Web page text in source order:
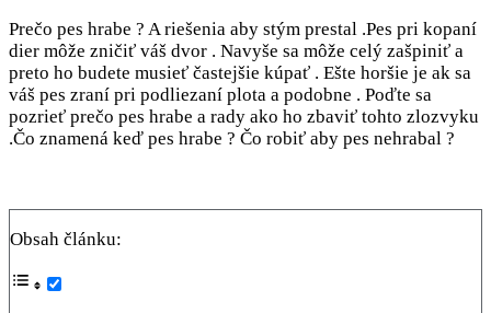
Prečo pes hrabe ? A riešenia aby stým prestal .Pes pri kopaní
dier môže zničiť váš dvor . Navyše sa môže celý zašpiniť a
preto ho budete musieť častejšie kúpať . Ešte horšie je ak sa
váš pes zraní pri podliezaní plota a podobne . Poďte sa
pozrieť prečo pes hrabe a rady ako ho zbaviť tohto zlozvyku
.Čo znamená keď pes hrabe ? Čo robiť aby pes nehrabal ?
Obsah článku: